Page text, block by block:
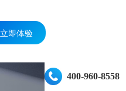
立即体验
400-960-8558